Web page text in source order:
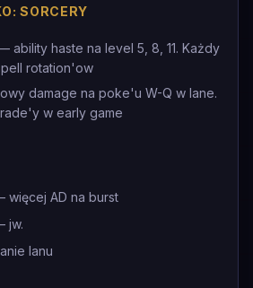
SORCERY
ability haste na level 5, 8, 11. Każdy
rotation'ow
damage na poke'u W-Q w lane.
w early game
więcej AD na burst
jw.
lanu